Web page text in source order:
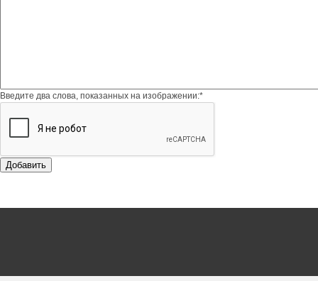
Введите два слова, показанных на изображении:*
Добавить